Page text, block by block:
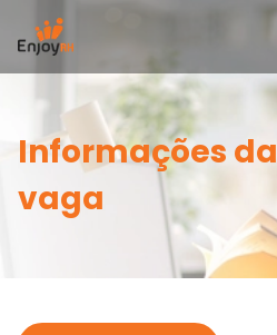
Informações da
vaga